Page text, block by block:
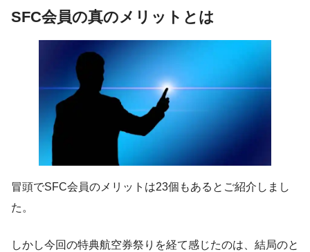
SFC会員の真のメリットとは
冒頭でSFC会員のメリットは23個もあるとご紹介しまし
た。
しかし今回の特典航空券祭りを経て感じたのは、結局のと